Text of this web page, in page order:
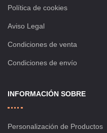
Política de cookies
Aviso Legal
Condiciones de venta
Condiciones de envío
INFORMACIÓN SOBRE
Personalización de Productos